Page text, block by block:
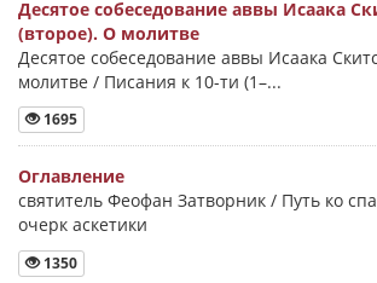
Десятое собеседование аввы Исаака
(второе). О молитве
Десятое собеседование аввы Исаака
молитве / Писания к 10-ти (1–...
1695
Оглавление
святитель Феофан Затворник / Путь ко
очерк аскетики
1350